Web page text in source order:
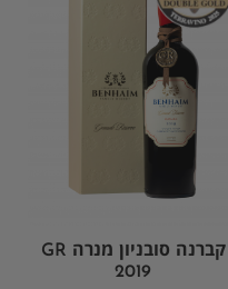
קברנה סובניון מנרה GR
2019